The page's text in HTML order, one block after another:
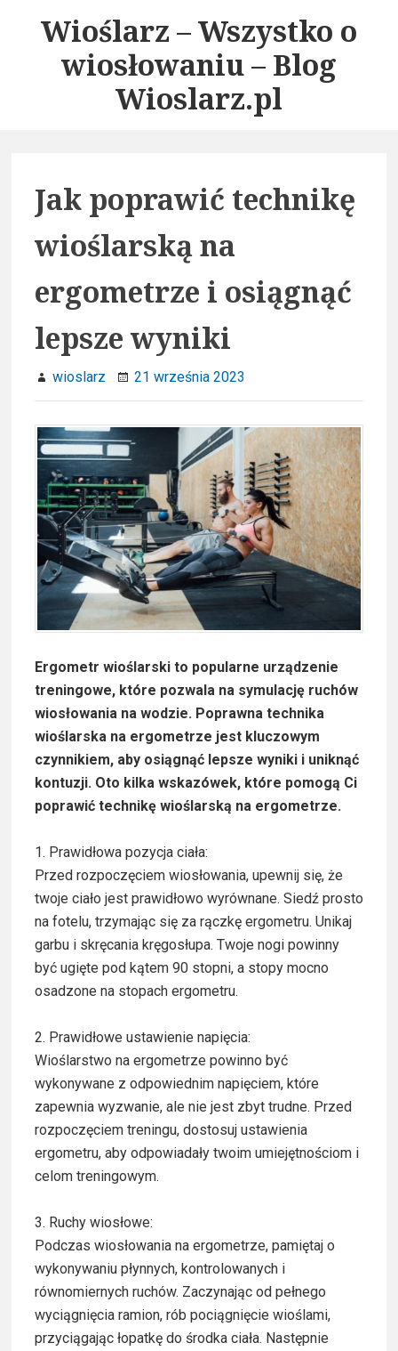
Wioślarz – Wszystko o
wiosłowaniu – Blog
Wioslarz.pl
Jak poprawić technikę
wioślarską na
ergometrze i osiągnąć
lepsze wyniki
wioslarz 21 września 2023
Ergometr wioślarski to popularne urządzenie
treningowe, które pozwala na symulację ruchów
wiosłowania na wodzie. Poprawna technika
wioślarska na ergometrze jest kluczowym
czynnikiem, aby osiągnąć lepsze wyniki i uniknąć
kontuzji. Oto kilka wskazówek, które pomogą Ci
poprawić technikę wioślarską na ergometrze.
1. Prawidłowa pozycja ciała:
Przed rozpoczęciem wiosłowania, upewnij się, że
twoje ciało jest prawidłowo wyrównane. Siedź prosto
na fotelu, trzymając się za rączkę ergometru. Unikaj
garbu i skręcania kręgosłupa. Twoje nogi powinny
być ugięte pod kątem 90 stopni, a stopy mocno
osadzone na stopach ergometru.
2. Prawidłowe ustawienie napięcia:
Wioślarstwo na ergometrze powinno być
wykonywane z odpowiednim napięciem, które
zapewnia wyzwanie, ale nie jest zbyt trudne. Przed
rozpoczęciem treningu, dostosuj ustawienia
ergometru, aby odpowiadały twoim umiejętnościom i
celom treningowym.
3. Ruchy wiosłowe:
Podczas wiosłowania na ergometrze, pamiętaj o
wykonywaniu płynnych, kontrolowanych i
równomiernych ruchów. Zaczynając od pełnego
wyciągnięcia ramion, rób pociągnięcie wioślami,
przyciągając łopatkę do środka ciała. Następnie